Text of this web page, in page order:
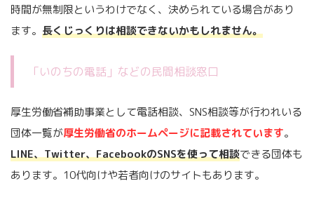
時間が無制限というわけでなく、決められている場合があり
ます。 長くじっくりは相談できないかもしれません。
「いのちの電話」などの民間相談窓口
厚生労働省補助事業として電話相談、SNS相談等が行われいる
団体一覧が厚生労働省のホームページに記載されています。
LINE、Twitter、FacebookのSNSを使って相談できる団体も
あります。10代向けや若者向けのサイトもあります。